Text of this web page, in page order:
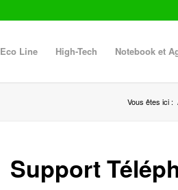
Eco Line High-Tech Notebook et
Vous êtes ici :
Support